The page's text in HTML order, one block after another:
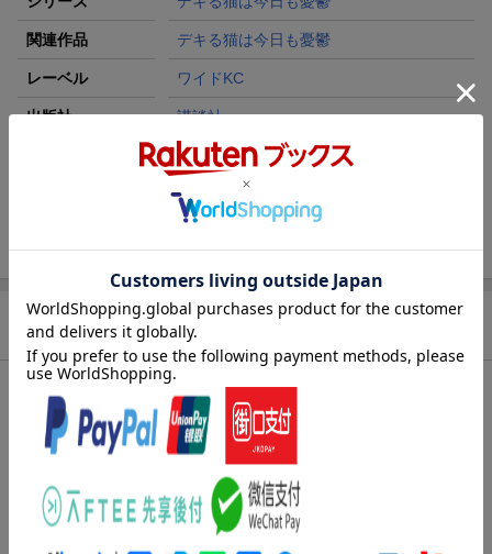
関連作品 デキる猫は今日も憂鬱
レーベル ワイドKC
出版社 講談社
コミック
128p
商品説明
内容紹介（JPROより）
仕事以外の生活能力が壊滅的な28歳のOL福澤幸来《サク》と、仔
猫の頃に凍死寸前のところを彼女に拾われた家事万能（！）の大
きめの猫の諭吉（ゆきち）の思いっきり幸せな一人と一匹暮らし
を描く日常4コマ＆ショートコメディー。月刊少年シリウス、ニコ
ニコ漫画、マガポケ、Palcy、コミックDAYSほか、大好評連載